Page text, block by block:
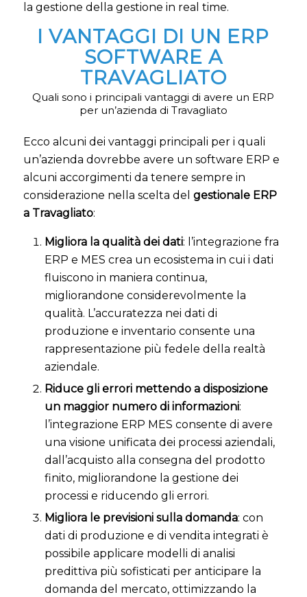
la gestione della gestione in real time.
I VANTAGGI DI UN ERP
SOFTWARE A
TRAVAGLIATO
Quali sono i principali vantaggi di avere un ERP
per un’azienda di Travagliato
Ecco alcuni dei vantaggi principali per i quali
un’azienda dovrebbe avere un software ERP e
alcuni accorgimenti da tenere sempre in
considerazione nella scelta del gestionale ERP
a Travagliato:
Migliora la qualità dei dati: l’integrazione fra
ERP e MES crea un ecosistema in cui i dati
fluiscono in maniera continua,
migliorandone considerevolmente la
qualità. L’accuratezza nei dati di
produzione e inventario consente una
rappresentazione più fedele della realtà
aziendale.
Riduce gli errori mettendo a disposizione
un maggior numero di informazioni:
l’integrazione ERP MES consente di avere
una visione unificata dei processi aziendali,
dall’acquisto alla consegna del prodotto
finito, migliorandone la gestione dei
processi e riducendo gli errori.
Migliora le previsioni sulla domanda: con
dati di produzione e di vendita integrati è
possibile applicare modelli di analisi
predittiva più sofisticati per anticipare la
domanda del mercato, ottimizzando la